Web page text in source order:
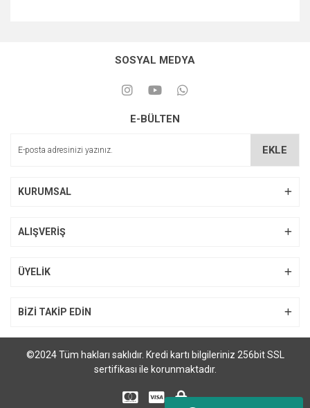
SOSYAL MEDYA
E-BÜLTEN
EKLE
KURUMSAL
ALIŞVERİŞ
ÜYELİK
BİZİ TAKİP EDİN
©2024 Tüm hakları saklıdır. Kredi kartı bilgileriniz 256bit SSL
sertifikası ile korunmaktadır.